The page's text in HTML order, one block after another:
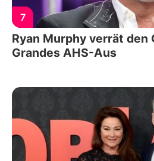
7
Ryan Murphy verrät den
Grandes AHS-Aus